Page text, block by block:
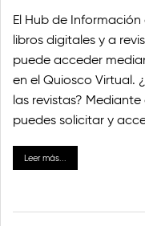
El Hub de
libros digitales y a
puede acceder
en el Quiosco Virtual.
las revistas?
puedes solicitar y
Leer más...